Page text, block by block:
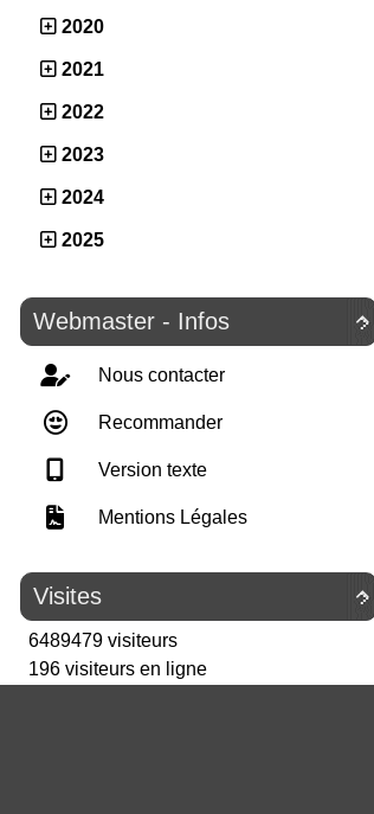
2020
2021
2022
2023
2024
2025

Webmaster - Infos
Nous contacter
Recommander
Version texte
Mentions Légales

Visites
6489479 visiteurs
196 visiteurs en ligne